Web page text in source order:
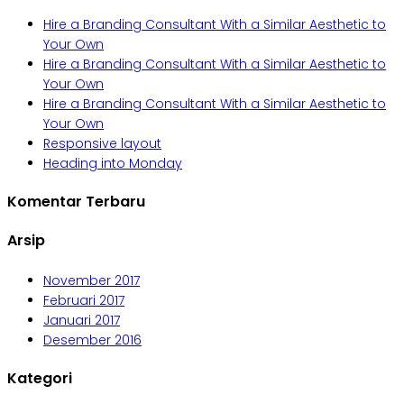
Hire a Branding Consultant With a Similar Aesthetic to
Your Own
Hire a Branding Consultant With a Similar Aesthetic to
Your Own
Hire a Branding Consultant With a Similar Aesthetic to
Your Own
Responsive layout
Heading into Monday
Komentar Terbaru
Arsip
November 2017
Februari 2017
Januari 2017
Desember 2016
Kategori